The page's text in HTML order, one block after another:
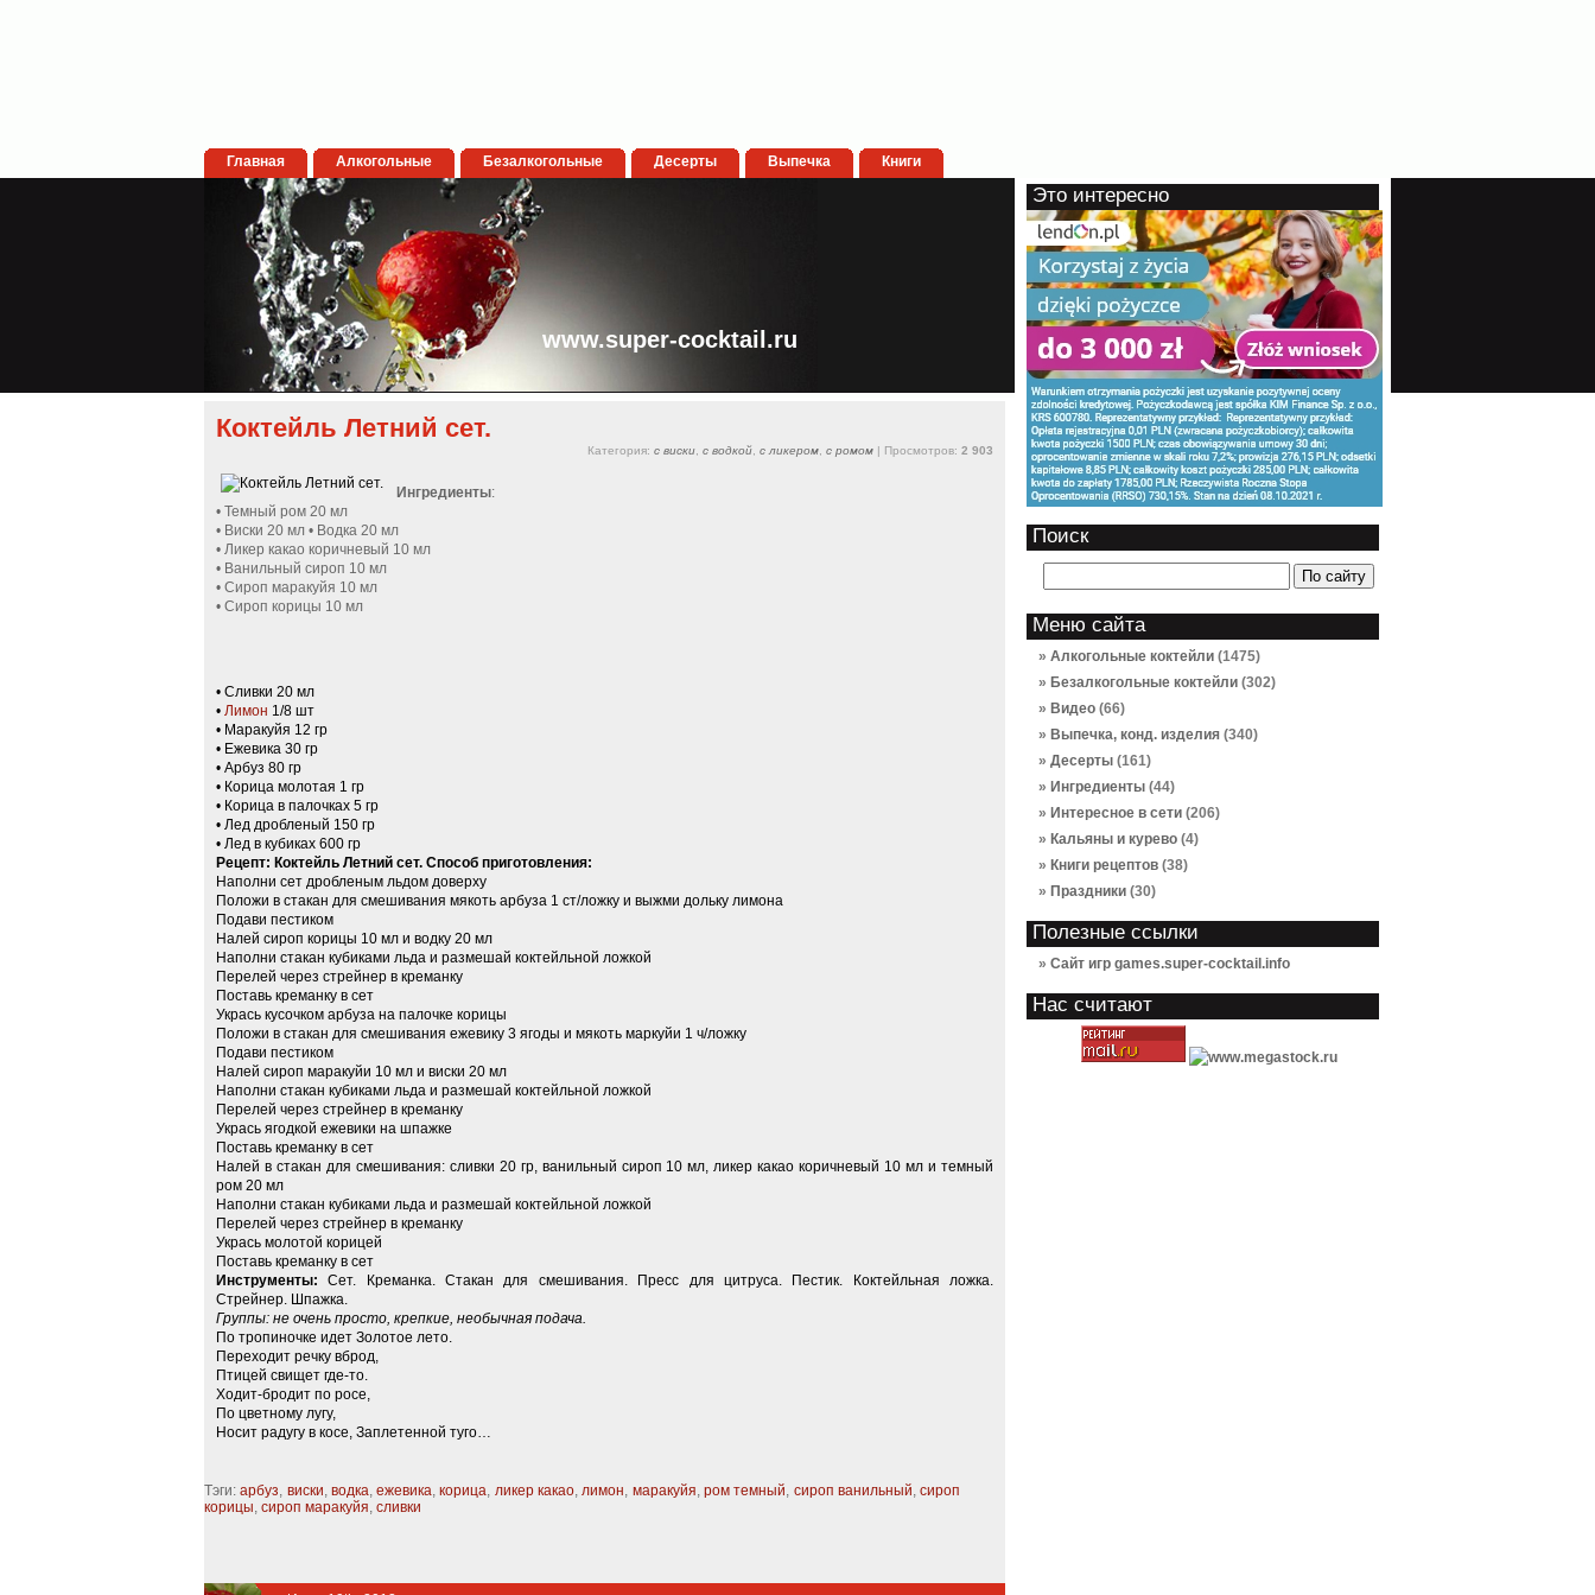
Главная Алкогольные Безалкогольные Десерты Выпечка Книги
www.super-cocktail.ru
Коктейль Летний сет.
Категория: с виски с водкой с ликером с ромом | Просмотров: 2 903
Ингредиенты:
• Темный ром 20 мл
• Виски 20 мл • Водка 20 мл
• Ликер какао коричневый 10 мл
• Ванильный сироп 10 мл
• Сироп маракуйя 10 мл
• Сироп корицы 10 мл
• Сливки 20 мл
• Лимон 1/8 шт
• Маракуйя 12 гр
• Ежевика 30 гр
• Арбуз 80 гр
• Корица молотая 1 гр
• Корица в палочках 5 гр
• Лед дробленый 150 гр
• Лед в кубиках 600 гр
Рецепт: Коктейль Летний сет. Способ приготовления:
Наполни сет дробленым льдом доверху
Положи в стакан для смешивания мякоть арбуза 1 ст/ложку и выжми дольку лимона
Подави пестиком
Налей сироп корицы 10 мл и водку 20 мл
Наполни стакан кубиками льда и размешай коктейльной ложкой
Перелей через стрейнер в креманку
Поставь креманку в сет
Укрась кусочком арбуза на палочке корицы
Положи в стакан для смешивания ежевику 3 ягоды и мякоть маркуйи 1 ч/ложку
Подави пестиком
Налей сироп маракуйи 10 мл и виски 20 мл
Наполни стакан кубиками льда и размешай коктейльной ложкой
Перелей через стрейнер в креманку
Укрась ягодкой ежевики на шпажке
Поставь креманку в сет
Налей в стакан для смешивания: сливки 20 гр, ванильный сироп 10 мл, ликер какао коричневый 10 мл и темный
ром 20 мл
Наполни стакан кубиками льда и размешай коктейльной ложкой
Перелей через стрейнер в креманку
Укрась молотой корицей
Поставь креманку в сет
Инструменты: Сет. Креманка. Стакан для смешивания. Пресс для цитруса. Пестик. Коктейльная ложка.
Стрейнер. Шпажка.
Группы: не очень просто, крепкие, необычная подача.
По тропиночке идет Золотое лето.
Переходит речку вброд,
Птицей свищет где-то.
Ходит-бродит по росе,
По цветному лугу,
Носит радугу в косе, Заплетенной туго…
Тэги:арбуз, виски, водка,ежевика,корица, ликер какао,лимон, маракуйя, ром темный, сироп ванильный,сироп
корицы, сироп маракуйя, сливки
Это интересно
Поиск
Меню сайта
Алкогольные коктейли (1475)
Безалкогольные коктейли (302)
Видео (66)
Выпечка, конд. изделия (340)
Десерты (161)
Ингредиенты (44)
Интересное в сети (206)
Кальяны и курево (4)
Книги рецептов (38)
Праздники (30)
Полезные ссылки
Сайт игр games.super-cocktail.info
Нас считают